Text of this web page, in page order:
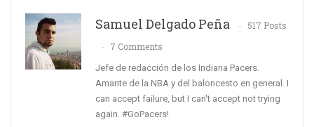
Samuel Delgado Peña
517 Posts
7 Comments
Jefe de redacción de los Indiana Pacers.
Amante de la NBA y del baloncesto en general. I
can accept failure, but I can't accept not trying
again. #GoPacers!